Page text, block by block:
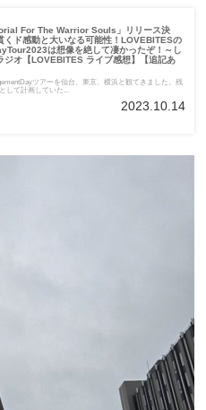
For The Warrior Souls」リリース決
くド感動と大いなる可能性！LOVEBITESの
は想像を絶して凄かったぞ！～し
ジオ【LOVEBITES ライブ感想】【追記あ
ツアーを仙台、東京、横浜と観てきました。残
して計画していた...
2023.10.14